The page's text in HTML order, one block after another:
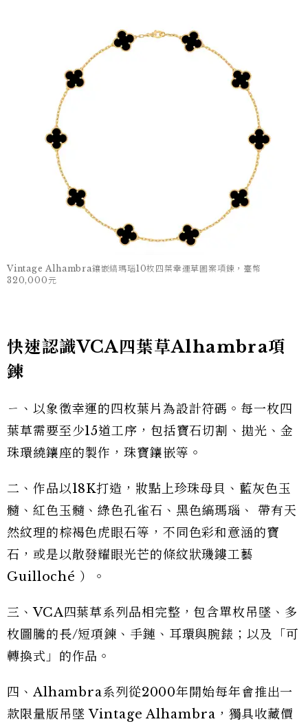
Vintage Alhambra鑲嵌縞瑪瑙10枚四葉幸運草圖案項鍊，臺幣
320,000元
快速認識VCA四葉草Alhambra項
鍊
ㄧ、以象徵幸運的四枚葉片為設計符碼。每一枚四
葉草需要至少15道工序，包括寶石切割、拋光、金
珠環繞鑲座的製作，珠寶鑲嵌等。
二、作品以18K打造，妝點上珍珠母貝、藍灰色玉
髓、紅色玉髓、綠色孔雀石、黑色縞瑪瑙、 帶有天
然紋理的棕褐色虎眼石等，不同色彩和意涵的寶
石，或是以散發耀眼光芒的條紋狀璣鏤工藝
Guilloché ）。
三、VCA四葉草系列品相完整，包含單枚吊墜、多
枚圖騰的長/短項鍊、手鏈、耳環與腕錶；以及「可
轉換式」的作品。
四、Alhambra系列從2000年開始每年會推出一
款限量版吊墜 Vintage Alhambra，獨具收藏價